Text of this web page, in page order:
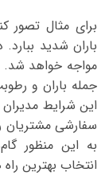
برای مثال تصور
باران شدید
مواجه خواهد شد.
جمله باران و
این شرایط
سفارشی مشتریان
به این منظور
انتخاب بهترین